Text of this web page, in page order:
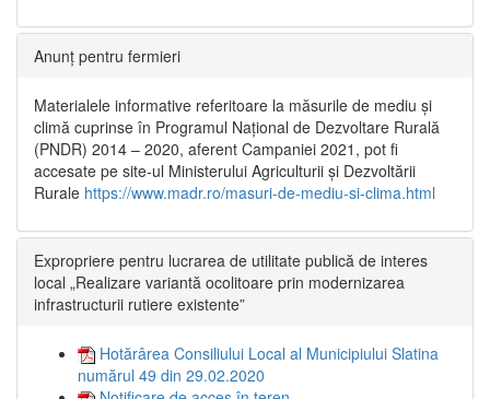
Anunț pentru fermieri
Materialele informative referitoare la măsurile de mediu și
climă cuprinse în Programul Național de Dezvoltare Rurală
(PNDR) 2014 – 2020, aferent Campaniei 2021, pot fi
accesate pe site-ul Ministerului Agriculturii și Dezvoltării
Rurale https://www.madr.ro/masuri-de-mediu-si-clima.html
Expropriere pentru lucrarea de utilitate publică de interes
local „Realizare variantă ocolitoare prin modernizarea
infrastructurii rutiere existente”
Hotărârea Consiliului Local al Municipiului Slatina
numărul 49 din 29.02.2020